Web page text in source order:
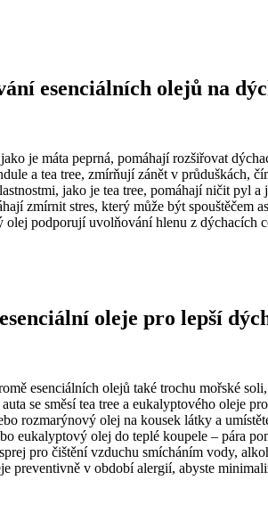
esenciálních olejů na
je máta peprná, pomáhají rozšiřovat
a tea tree, zmírňují zánět v průduškách,
jako je tea tree, pomáhají ničit pyl a
zmírnit stres, který může být spouštěčem
podporují uvolňování hlenu z dýchacích
oleje pro lepší
esenciálních olejů také trochu mořské
se směsí tea tree a eukalyptového oleje
rozmarýnový olej na kousek látky a
eukalyptový olej do teplé koupele – pára
pro čištění vzduchu smícháním vody,
preventivně v období alergií, abyste